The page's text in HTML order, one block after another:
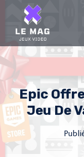
content
Epic
Jeu De